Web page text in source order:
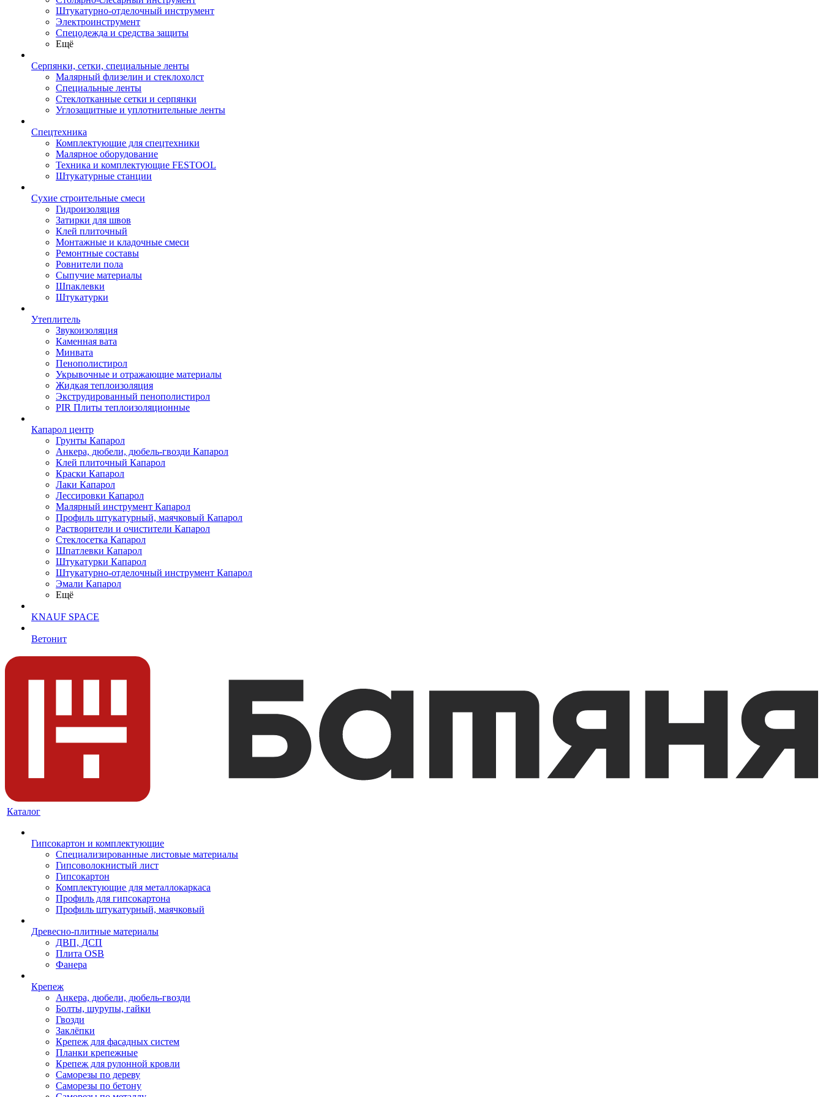
Штукатурно-отделочный инструмент
Электроинструмент
Спецодежда и средства защиты
Ещё
Серпянки, сетки, специальные ленты
Малярный флизелин и стеклохолст
Специальные ленты
Стеклотканные сетки и серпянки
Углозащитные и уплотнительные ленты
Спецтехника
Комплектующие для спецтехники
Малярное оборудование
Техника и комплектующие FESTOOL
Штукатурные станции
Сухие строительные смеси
Гидроизоляция
Затирки для швов
Клей плиточный
Монтажные и кладочные смеси
Ремонтные составы
Ровнители пола
Сыпучие материалы
Шпаклевки
Штукатурки
Утеплитель
Звукоизоляция
Каменная вата
Минвата
Пенополистирол
Укрывочные и отражающие материалы
Жидкая теплоизоляция
Экструдированный пенополистирол
PIR Плиты теплоизоляционные
Капарол центр
Грунты Капарол
Анкера, дюбели, дюбель-гвозди Капарол
Клей плиточный Капарол
Краски Капарол
Лаки Капарол
Лессировки Капарол
Малярный инструмент Капарол
Профиль штукатурный, маячковый Капарол
Растворители и очистители Капарол
Cтеклосетка Капарол
Шпатлевки Капарол
Штукатурки Капарол
Штукатурно-отделочный инструмент Капарол
Эмали Капарол
Ещё
KNAUF SPACE
Ветонит
Каталог
Гипсокартон и комплектующие
Специализированные листовые материалы
Гипсоволокнистый лист
Гипсокартон
Комплектующие для металлокаркаса
Профиль для гипсокартона
Профиль штукатурный, маячковый
Древесно-плитные материалы
ДВП, ДСП
Плита OSB
Фанера
Крепеж
Анкера, дюбели, дюбель-гвозди
Болты, шурупы, гайки
Гвозди
Заклёпки
Крепеж для фасадных систем
Планки крепежные
Крепеж для рулонной кровли
Саморезы по дереву
Саморезы по бетону